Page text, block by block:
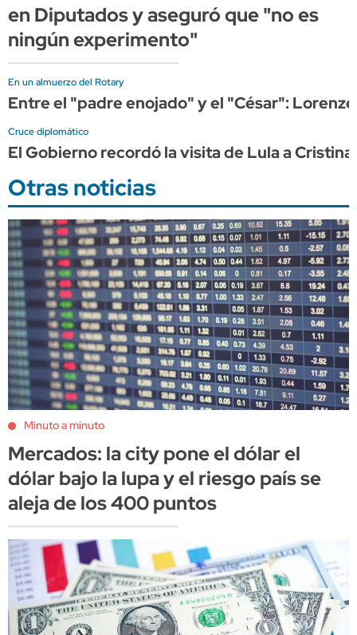
en Diputados y aseguró que "no es
ningún experimento"
En un almuerzo del Rotary
Entre el "padre enojado" y el "César":
Cruce diplomático
El Gobierno recordó la visita de Lula a
Otras noticias
Minuto a minuto
Mercados: la city pone el dólar el
dólar bajo la lupa y el riesgo país se
aleja de los 400 puntos